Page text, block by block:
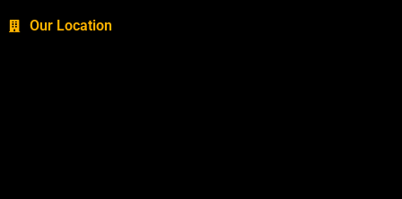
Our Location